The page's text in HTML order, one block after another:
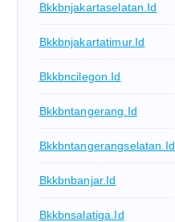
Bkkbnjakartaselatan.id
Bkkbnjakartatimur.id
Bkkbncilegon.id
Bkkbntangerang.id
Bkkbntangerangselatan.id
Bkkbnbanjar.id
Bkkbnsalatiga.id